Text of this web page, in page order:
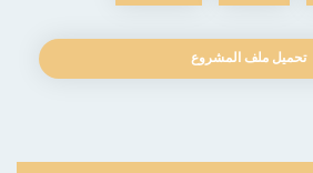
تحميل ملف المشروع